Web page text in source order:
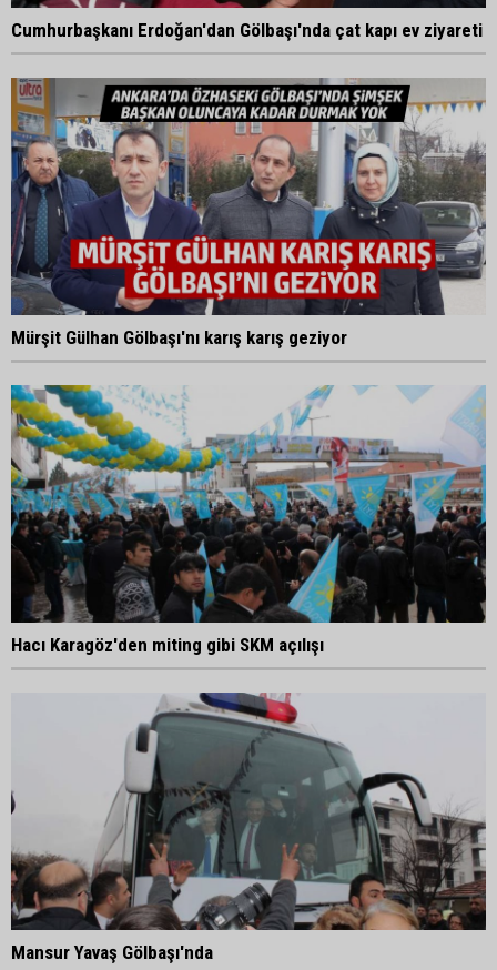
Cumhurbaşkanı Erdoğan'dan Gölbaşı'nda çat kapı ev ziyareti
Mürşit Gülhan Gölbaşı'nı karış karış geziyor
Hacı Karagöz'den miting gibi SKM açılışı
Mansur Yavaş Gölbaşı'nda